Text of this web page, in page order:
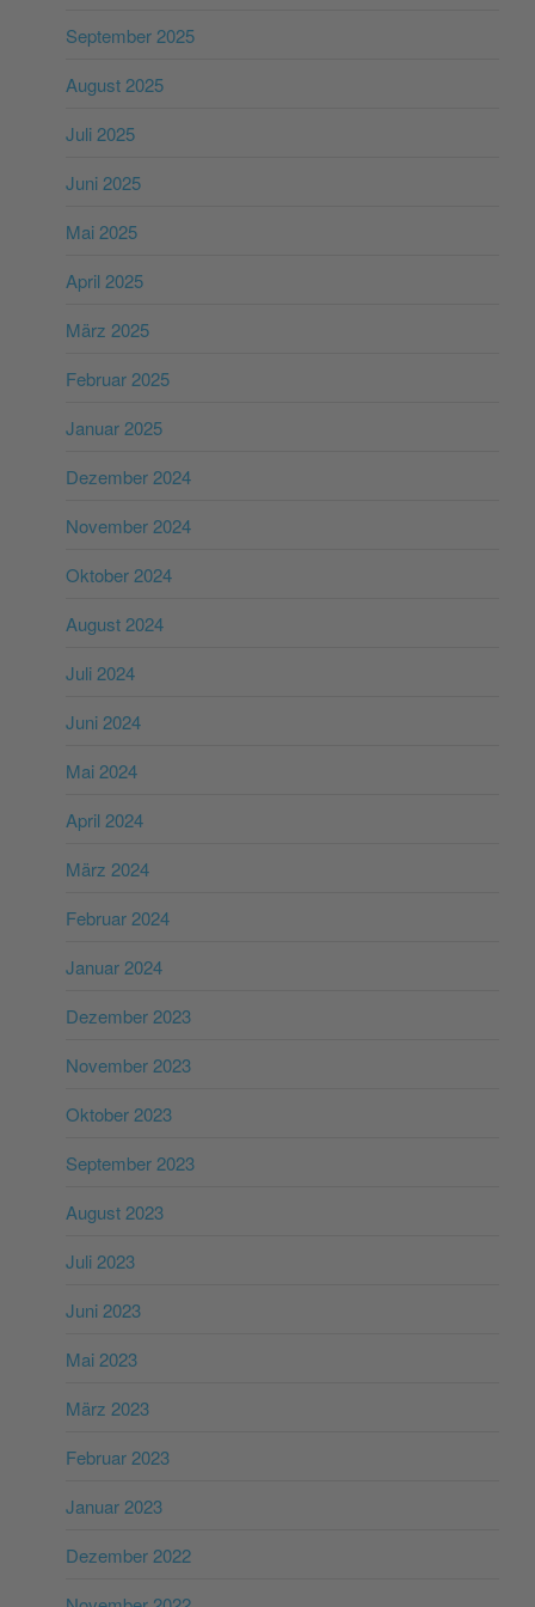
September 2025
August 2025
Juli 2025
Juni 2025
Mai 2025
April 2025
März 2025
Februar 2025
Januar 2025
Dezember 2024
November 2024
Oktober 2024
August 2024
Juli 2024
Juni 2024
Mai 2024
April 2024
März 2024
Februar 2024
Januar 2024
Dezember 2023
November 2023
Oktober 2023
September 2023
August 2023
Juli 2023
Juni 2023
Mai 2023
März 2023
Februar 2023
Januar 2023
Dezember 2022